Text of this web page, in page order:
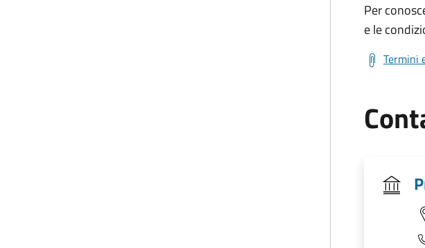
Per
e le
Termini